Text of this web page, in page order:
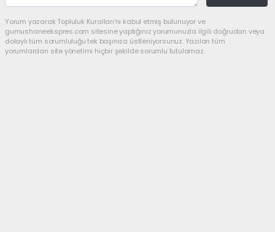
Yorum yazarak Topluluk Kuralları’nı kabul etmiş bulunuyor ve
gumushaneekspres.com sitesine yaptığınız yorumunuzla ilgili doğrudan veya
dolaylı tüm sorumluluğu tek başınıza üstleniyorsunuz. Yazılan tüm
yorumlardan site yönetimi hiçbir şekilde sorumlu tutulamaz.